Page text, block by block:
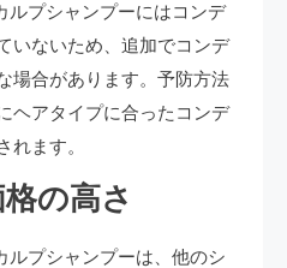
ルプシャンプーにはコンデ
いないため、追加でコンデ
場合があります。予防方法
ヘアタイプに合ったコンデ
れます。
の高さ
ルプシャンプーは、他のシ